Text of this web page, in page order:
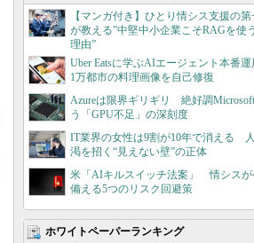
【マンガ付き】ひとり情シス支援の
が教える”中堅中小企業こそRAGを使
理由”
Uber Eatsに学ぶAIエージェント本番
1万都市の料理画像を自己修復
Azureは限界ギリギリ 絶好調
う「GPU不足」の深刻度
IT業界の女性は9割が10年で消える
渇を招く“見えない壁”の正体
米「AIキルスイッチ法案」 情シスが
備える5つのリスク回避策
ホワイトペーパーランキング